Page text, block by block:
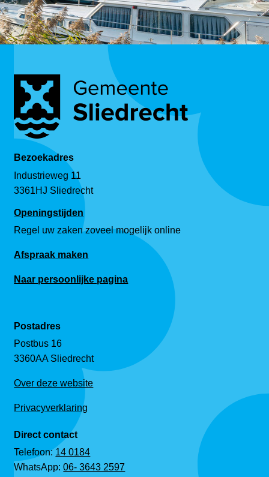
Bezoekadres
Industrieweg 11
3361HJ Sliedrecht
Openingstijden
Regel uw zaken zoveel mogelijk online
Afspraak maken
Naar persoonlijke pagina
Postadres
Postbus 16
3360AA Sliedrecht
Over deze website
Privacyverklaring
Direct contact
Telefoon:14 0184
WhatsApp:06- 3643 2597